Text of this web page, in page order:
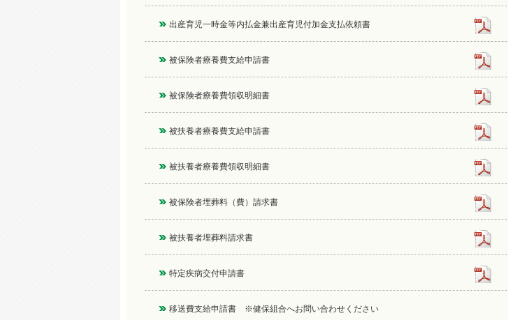
出産育児一時金等内払金兼出産育児付加金支払依頼書
被保険者療養費支給申請書
被保険者療養費領収明細書
被扶養者療養費支給申請書
被扶養者療養費領収明細書
被保険者埋葬料（費）請求書
被扶養者埋葬料請求書
特定疾病交付申請書
移送費支給申請書 ※健保組合へお問い合わせください